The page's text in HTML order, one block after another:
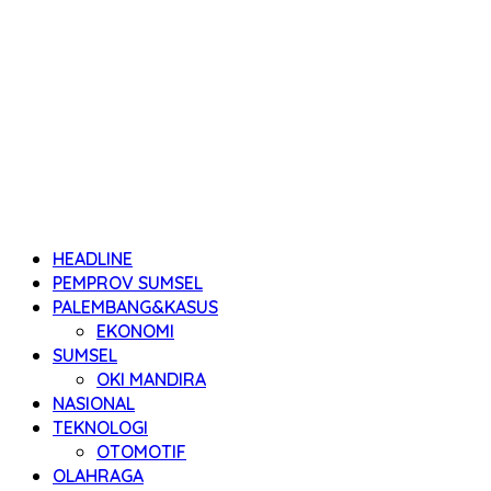
HEADLINE
PEMPROV SUMSEL
PALEMBANG&KASUS
EKONOMI
SUMSEL
OKI MANDIRA
NASIONAL
TEKNOLOGI
OTOMOTIF
OLAHRAGA